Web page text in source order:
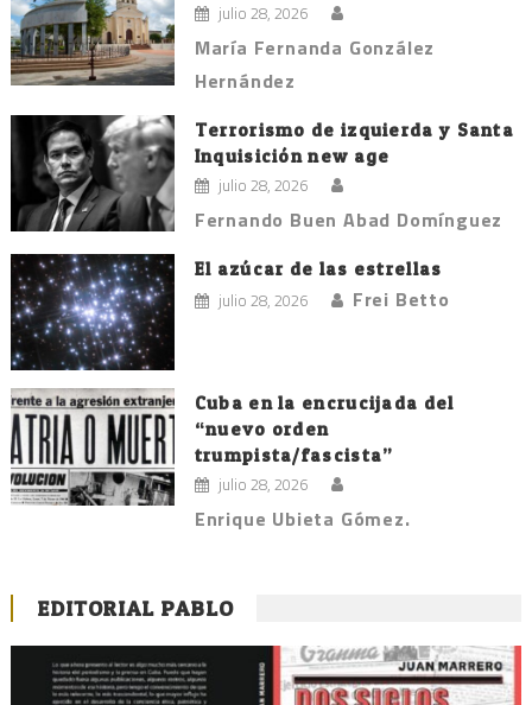
julio 28, 2026
María Fernanda González
Hernández
Terrorismo de izquierda y Santa
Inquisición new age
julio 28, 2026
Fernando Buen Abad Domínguez
El azúcar de las estrellas
julio 28, 2026 Frei Betto
Cuba en la encrucijada del
“nuevo orden
trumpista/fascista”
julio 28, 2026
Enrique Ubieta Gómez.
EDITORIAL PABLO